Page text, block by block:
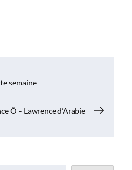
semaine
Ô – Lawrence d’Arabie